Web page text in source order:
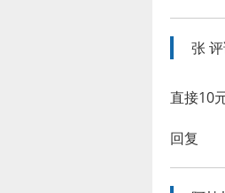
张
直接10
回复